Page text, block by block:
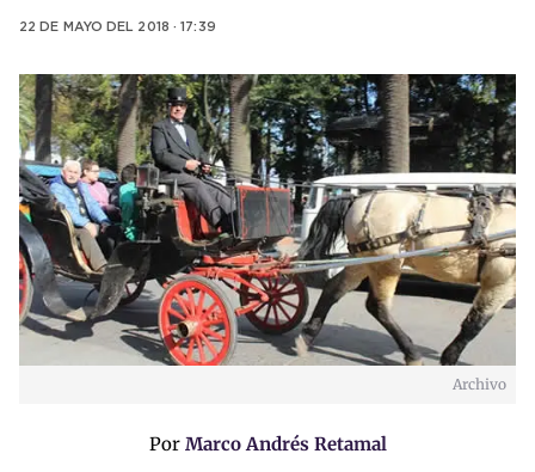
22 DE MAYO DEL 2018 · 17:39
Archivo
Por Marco Andrés Retamal